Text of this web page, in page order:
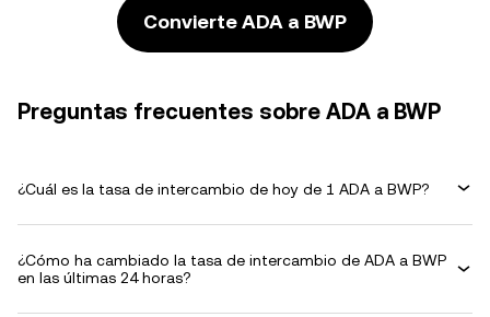
Convierte ADA a BWP
Preguntas frecuentes sobre ADA a BWP
¿Cuál es la tasa de intercambio de hoy de 1 ADA a BWP?
¿Cómo ha cambiado la tasa de intercambio de ADA a BWP
en las últimas 24 horas?